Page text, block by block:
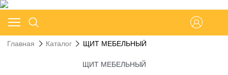
Главная Каталог ЩИТ МЕБЕЛЬНЫЙ
ЩИТ МЕБЕЛЬНЫЙ